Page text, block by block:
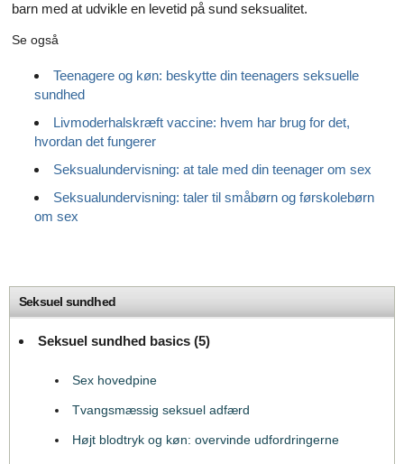
barn med at udvikle en levetid på sund seksualitet.
Se også
Teenagere og køn: beskytte din teenagers seksuelle
sundhed
Livmoderhalskræft vaccine: hvem har brug for det,
hvordan det fungerer
Seksualundervisning: at tale med din teenager om sex
Seksualundervisning: taler til småbørn og førskolebørn
om sex
Seksuel sundhed
Seksuel sundhed basics (5)
Sex hovedpine
Tvangsmæssig seksuel adfærd
Højt blodtryk og køn: overvinde udfordringerne